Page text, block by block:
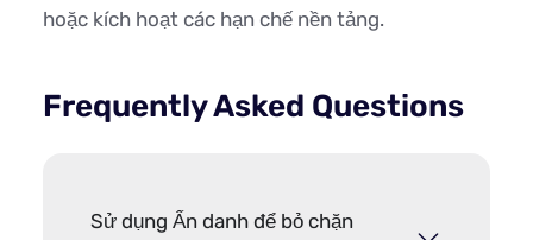
hoặc kích hoạt các hạn chế nền tảng.
Frequently Asked Questions
Sử dụng Ẩn danh để bỏ chặn